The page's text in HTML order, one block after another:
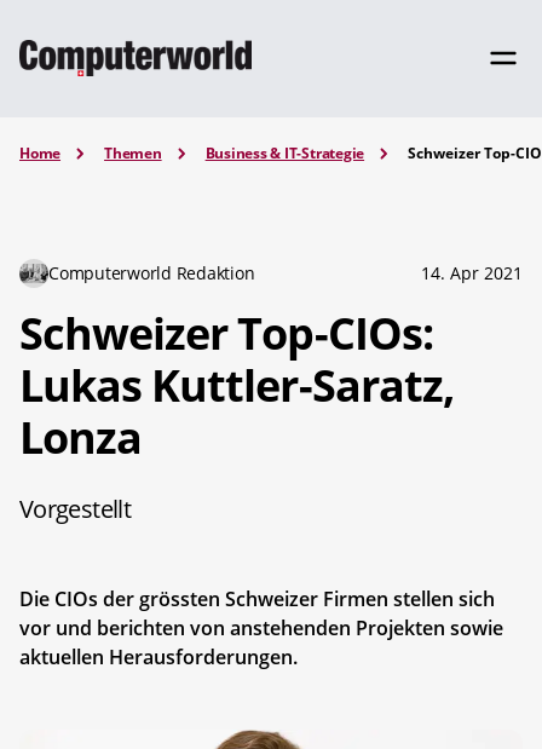
Home Themen Business & IT-Strategie Schweizer Top-
Computerworld Redaktion 14. Apr 2021
Schweizer Top-CIOs:
Lukas Kuttler-Saratz,
Lonza
Vorgestellt
Die CIOs der grössten Schweizer Firmen stellen sich
vor und berichten von anstehenden Projekten sowie
aktuellen Herausforderungen.